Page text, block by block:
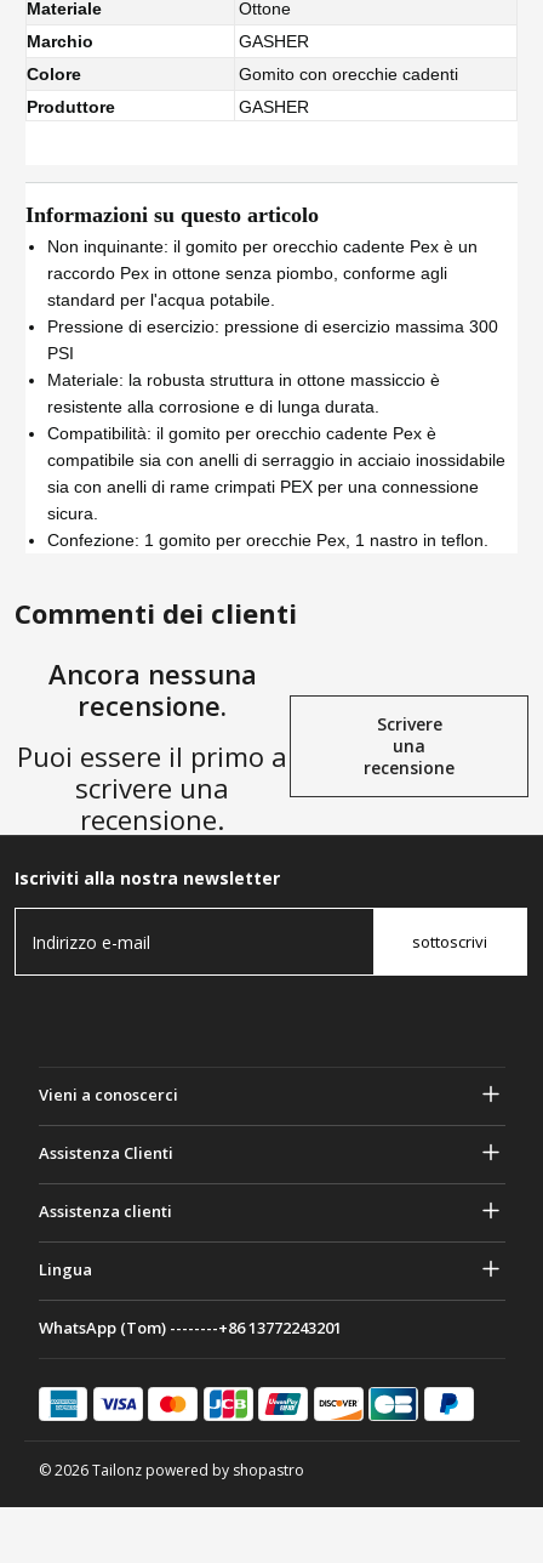
Materiale
Ottone
Marchio
GASHER
Colore
Gomito con orecchie cadenti
Produttore
GASHER
Informazioni su questo articolo
Non inquinante: il gomito per orecchio cadente Pex è un
raccordo Pex in ottone senza piombo, conforme agli
standard per l'acqua potabile.
Pressione di esercizio: pressione di esercizio massima 300
PSI
Materiale: la robusta struttura in ottone massiccio è
resistente alla corrosione e di lunga durata.
Compatibilità: il gomito per orecchio cadente Pex è
compatibile sia con anelli di serraggio in acciaio inossidabile
sia con anelli di rame crimpati PEX per una connessione
sicura.
Confezione: 1 gomito per orecchie Pex, 1 nastro in teflon.
Commenti dei clienti
Ancora nessuna
recensione.
Puoi essere il primo a
scrivere una
recensione.
Scrivere
una
recensione
Iscriviti alla nostra newsletter
sottoscrivi
Vieni a conoscerci
Termini e Condizioni
Assistenza Clienti
Contattaci
Assistenza clienti
Modalità di pagamento
Lingua
Français
日本語
Español
WhatsApp (Tom) --------+86 13772243201
© 2026 Tailonz powered by shopastro